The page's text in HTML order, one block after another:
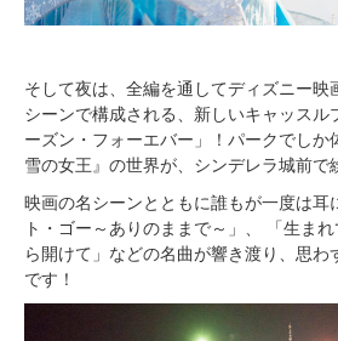
そして夜は、全編を通してディズニー
シーンで構成される、新しいキャッスル
ーズン・フォーエバー」！パークでしか
雪の女王』の世界が、シンデレラ城前で
映画の名シーンとともに誰もが一度は耳
ト・ゴー～ありのままで～」、 「生ま
ら開けて」などの名曲が響き渡り、思わ
です！